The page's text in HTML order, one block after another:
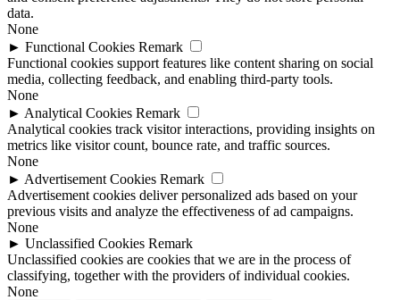
data.
None
► Functional Cookies Remark
Functional cookies support features like content sharing on social
media, collecting feedback, and enabling third-party tools.
None
► Analytical Cookies Remark
Analytical cookies track visitor interactions, providing insights on
metrics like visitor count, bounce rate, and traffic sources.
None
► Advertisement Cookies Remark
Advertisement cookies deliver personalized ads based on your
previous visits and analyze the effectiveness of ad campaigns.
None
► Unclassified Cookies Remark
Unclassified cookies are cookies that we are in the process of
classifying, together with the providers of individual cookies.
None